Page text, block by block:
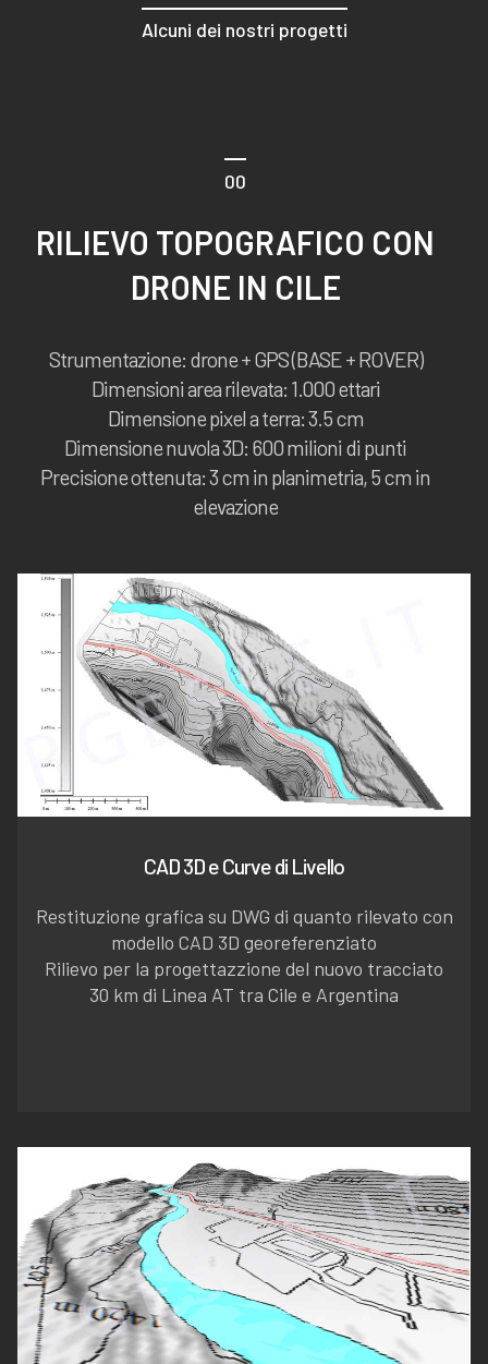
Alcuni dei nostri progetti
00
RILIEVO TOPOGRAFICO CON
DRONE IN CILE
Strumentazione: drone + GPS (BASE + ROVER)
Dimensioni area rilevata: 1.000 ettari
Dimensione pixel a terra: 3.5 cm
Dimensione nuvola 3D: 600 milioni di punti
Precisione ottenuta: 3 cm in planimetria, 5 cm in
elevazione
CAD 3D e Curve di Livello
Restituzione grafica su DWG di quanto rilevato con
modello CAD 3D georeferenziato
Rilievo per la progettazzione del nuovo tracciato
30 km di Linea AT tra Cile e Argentina